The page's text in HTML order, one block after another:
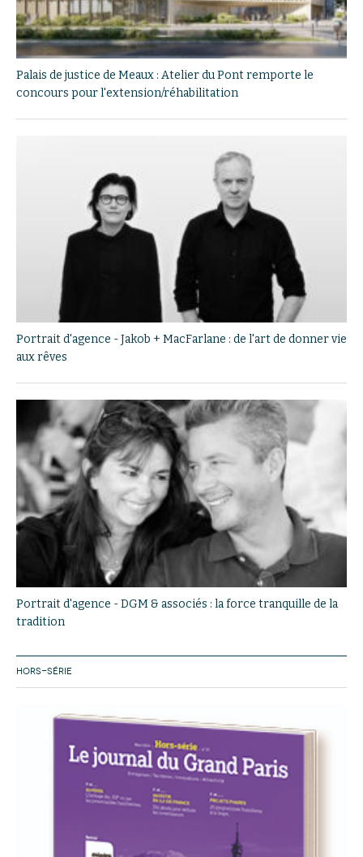
Palais de justice de Meaux : Atelier du Pont remporte le
concours pour l'extension/réhabilitation
Portrait d'agence - Jakob + MacFarlane : de l'art de donner vie
aux rêves
Portrait d'agence - DGM & associés : la force tranquille de la
tradition
HORS-SÉRIE